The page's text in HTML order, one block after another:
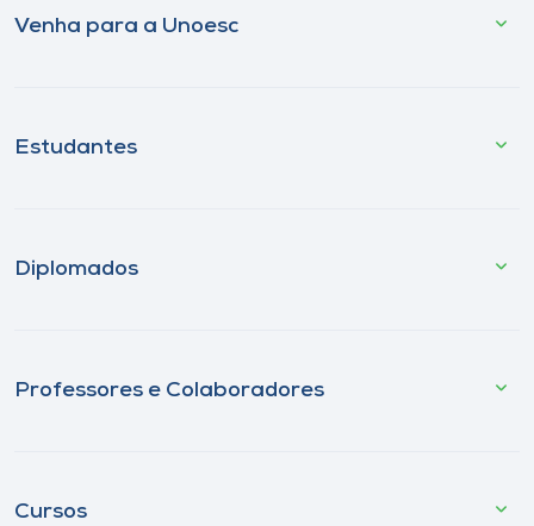
Venha para a Unoesc
Estudantes
Diplomados
Professores e Colaboradores
Cursos